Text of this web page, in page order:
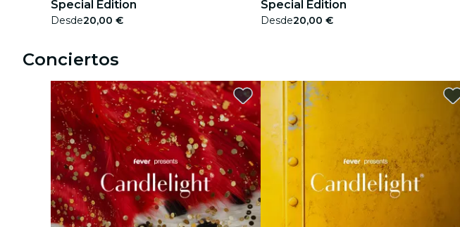
Special Edition
Desde20,00 €
Special Edition
Desde20,00 €
Conciertos